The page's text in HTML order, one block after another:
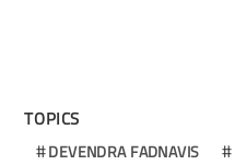
TOPICS
DEVENDRA FADNAVIS